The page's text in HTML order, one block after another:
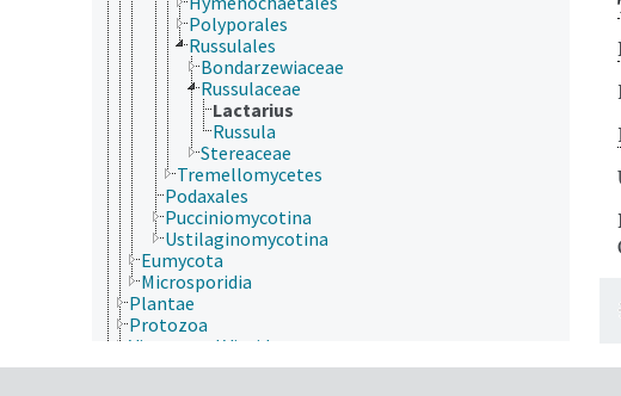
Polyporales
Russulales
Bondarzewiaceae
Russulaceae
Lactarius
Russula
Stereaceae
Tremellomycetes
Podaxales
Pucciniomycotina
Ustilaginomycotina
Eumycota
Microsporidia
Plantae
Protozoa
Viruses and Viroids
nutrición humana, inocuidad y calidad de los alimentos